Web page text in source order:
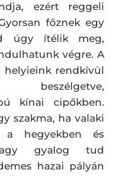
ezért reggeli
főznek egy
úgy ítélik meg,
végre. A
helyieink rendkívül
beszélgetve,
kínai cipőkben.
szakma, ha valaki
a hegyekben és
gyalog tud
hazai pályán